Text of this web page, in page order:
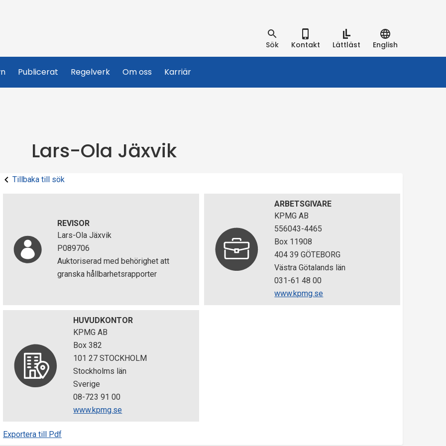
Sök Kontakt Lättläst English
Publicerat Regelverk Om oss Karriär
Lars-Ola Jäxvik
Tillbaka till sök
REVISOR
Lars-Ola Jäxvik
P089706
Auktoriserad med behörighet att
granska hållbarhetsrapporter
ARBETSGIVARE
KPMG AB
556043-4465
Box 11908
404 39 GÖTEBORG
Västra Götalands län
031-61 48 00
www.kpmg.se
HUVUDKONTOR
KPMG AB
Box 382
101 27 STOCKHOLM
Stockholms län
Sverige
08-723 91 00
www.kpmg.se
Exportera till Pdf